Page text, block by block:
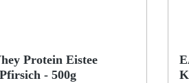
Protein Eistee
- 500g